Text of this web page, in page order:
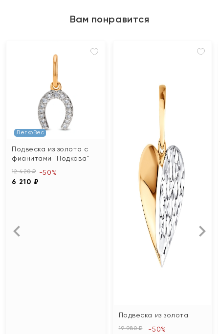
Вам понравится
ЛегкоВес
Подвеска из золота с
фианитами "Подкова"
12 420 ₽
6 210 ₽
-50%
Подвеска из золота
19 980 ₽ -50%